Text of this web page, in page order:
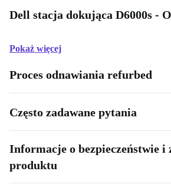
Dell stacja dokująca D6000s -
Pokaż więcej
Proces odnawiania refurbed
Często zadawane pytania
Informacje o bezpieczeństwie i
produktu